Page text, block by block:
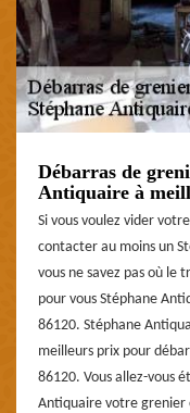
Débarras de
Antiquaire à
Si vous voulez vider
contacter au moins un
vous ne savez pas où le
pour vous Stéphane
86120. Stéphane
meilleurs prix pour
86120. Vous allez-vous
Antiquaire votre grenier